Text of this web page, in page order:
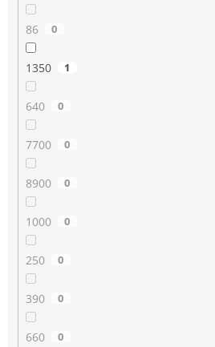
86 0
1350 1
640 0
7700 0
8900 0
1000 0
250 0
390 0
660 0